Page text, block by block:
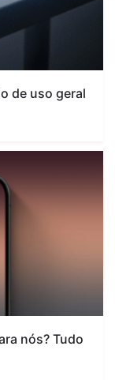
de uso geral
nós? Tudo